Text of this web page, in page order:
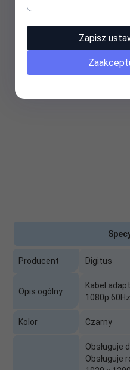
Producent Digitus
Opis ogólny
Kabel
1080p
Kolor Czarny
Obsługuje
Obsługuje
Zapisz